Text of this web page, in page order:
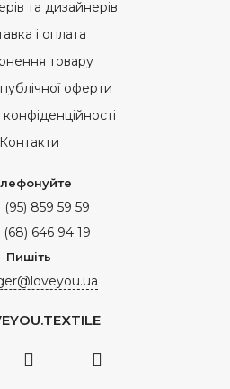
та дизайнерів
і оплата
товару
оферти
Контакти
859 59 59
646 94 19
Пишіть